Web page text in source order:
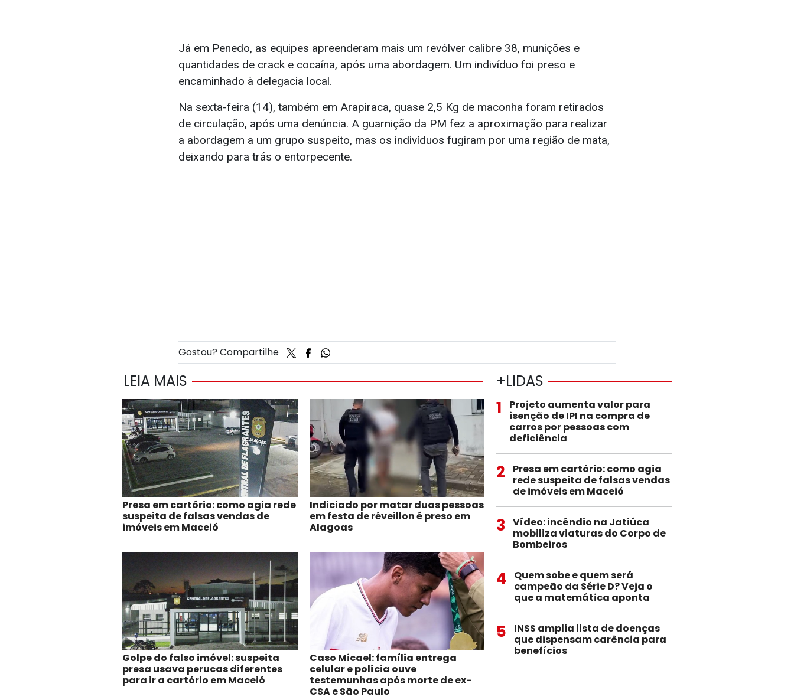
Já em Penedo, as equipes apreenderam mais um revólver calibre 38, munições e
quantidades de crack e cocaína, após uma abordagem. Um indivíduo foi preso e
encaminhado à delegacia local.
Na sexta-feira (14), também em Arapiraca, quase 2,5 Kg de maconha foram retirados
de circulação, após uma denúncia. A guarnição da PM fez a aproximação para realizar
a abordagem a um grupo suspeito, mas os indivíduos fugiram por uma região de mata,
deixando para trás o entorpecente.
Gostou? Compartilhe
LEIA MAIS
Presa em cartório: como agia rede
suspeita de falsas vendas de
imóveis em Maceió
Indiciado por matar duas pessoas
em festa de réveillon é preso em
Alagoas
Golpe do falso imóvel: suspeita
presa usava perucas diferentes
para ir a cartório em Maceió
Caso Micael: família entrega
celular e polícia ouve
testemunhas após morte de ex-
CSA e São Paulo
+LIDAS
1
Projeto aumenta valor para
isenção de IPI na compra de
carros por pessoas com
deficiência
2
Presa em cartório: como agia
rede suspeita de falsas vendas
de imóveis em Maceió
3
Vídeo: incêndio na Jatiúca
mobiliza viaturas do Corpo de
Bombeiros
4
Quem sobe e quem será
campeão da Série D? Veja o
que a matemática aponta
5
INSS amplia lista de doenças
que dispensam carência para
benefícios